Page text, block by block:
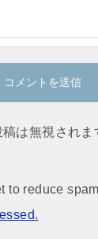
は無視されま
to reduce